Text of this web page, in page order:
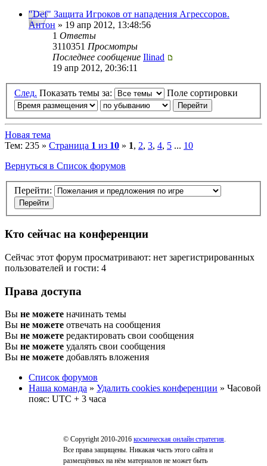
"Def" Защита Игроков от нападения Агрессоров.
Антон » 19 апр 2012, 13:48:56
1 Ответы
3110351 Просмотры
Последнее сообщение Ilinad
19 апр 2012, 20:36:11
След. Показать темы за: Поле сортировки
Новая тема
Тем: 235 » Страница 1 из 10 » 1, 2, 3, 4, 5 ... 10
Вернуться в Список форумов
Перейти:
Кто сейчас на конференции
Сейчас этот форум просматривают: нет зарегистрированных
пользователей и гости: 4
Права доступа
Вы не можете начинать темы
Вы не можете отвечать на сообщения
Вы не можете редактировать свои сообщения
Вы не можете удалять свои сообщения
Вы не можете добавлять вложения
Список форумов
Наша команда » Удалить cookies конференции » Часовой
пояс: UTC + 3 часа
© Copyright 2010-2016 космическая онлайн стратегия.
Все права защищены. Никакая часть этого сайта и
размещённых на нём материалов не может быть